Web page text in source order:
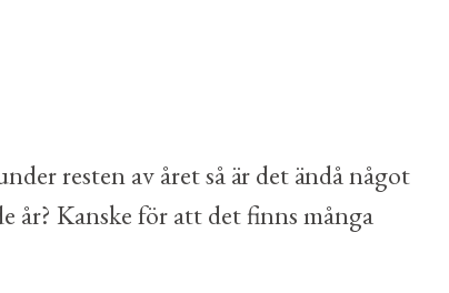
resten av året så är det ändå något
år? Kanske för att det finns många